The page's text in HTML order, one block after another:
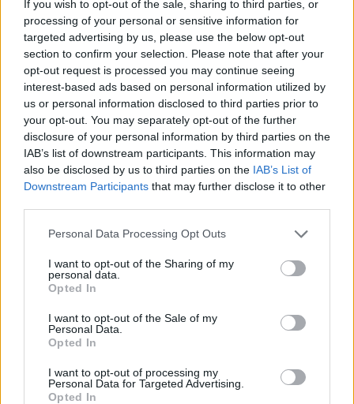
If you wish to opt-out of the sale, sharing to third parties, or
processing of your personal or sensitive information for
targeted advertising by us, please use the below opt-out
section to confirm your selection. Please note that after your
opt-out request is processed you may continue seeing
interest-based ads based on personal information utilized by
us or personal information disclosed to third parties prior to
your opt-out. You may separately opt-out of the further
disclosure of your personal information by third parties on the
IAB’s list of downstream participants. This information may
also be disclosed by us to third parties on the IAB’s List of
Downstream Participants that may further disclose it to other
Personal Data Processing Opt Outs
I want to opt-out of the Sharing of my
personal data.
Opted In
I want to opt-out of the Sale of my
Personal Data.
Opted In
I want to opt-out of processing my
Personal Data for Targeted Advertising.
Opted In
PIÙ LETTI OGGI